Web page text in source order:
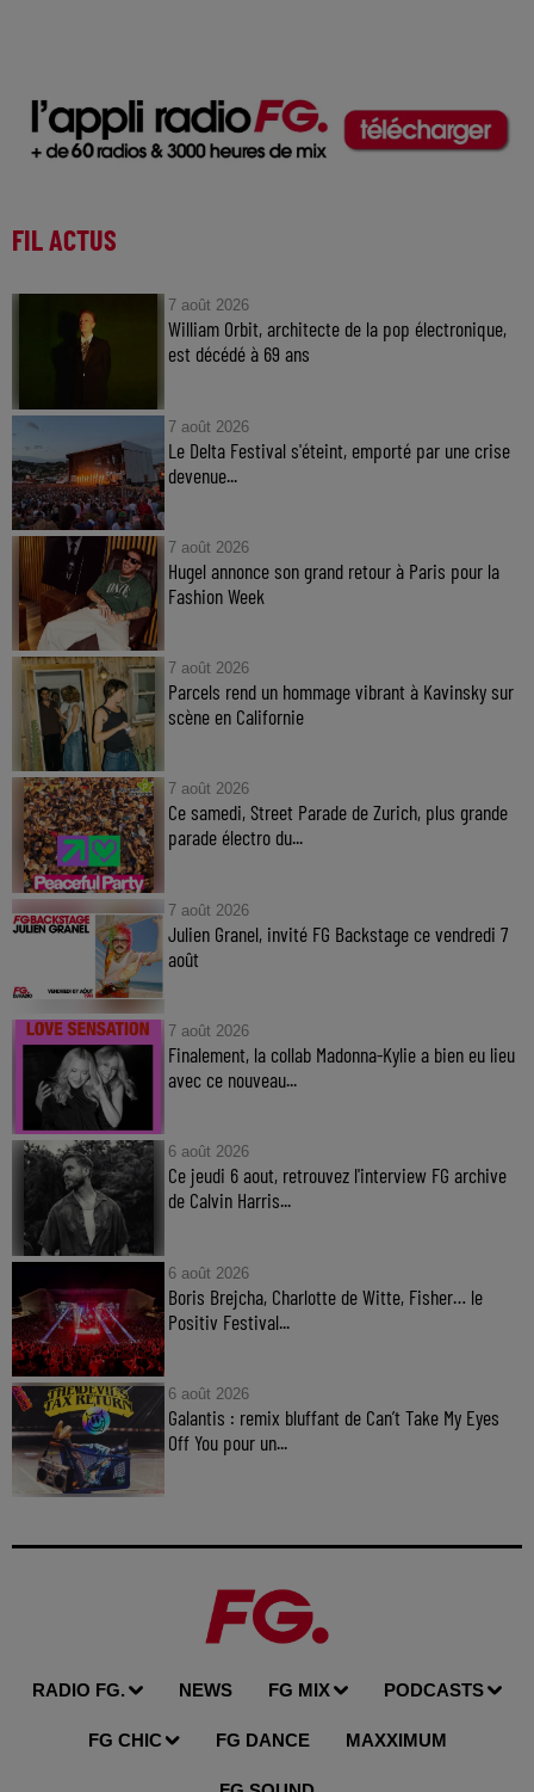
FIL ACTUS
7 août 2026
William Orbit, architecte de la pop électronique,
est décédé à 69 ans
7 août 2026
Le Delta Festival s'éteint, emporté par une crise
devenue...
7 août 2026
Hugel annonce son grand retour à Paris pour la
Fashion Week
7 août 2026
Parcels rend un hommage vibrant à Kavinsky sur
scène en Californie
7 août 2026
Ce samedi, Street Parade de Zurich, plus grande
parade électro du...
7 août 2026
Julien Granel, invité FG Backstage ce vendredi 7
août
7 août 2026
Finalement, la collab Madonna-Kylie a bien eu lieu
avec ce nouveau...
6 août 2026
Ce jeudi 6 aout, retrouvez l'interview FG archive
de Calvin Harris...
6 août 2026
Boris Brejcha, Charlotte de Witte, Fisher… le
Positiv Festival...
6 août 2026
Galantis : remix bluffant de Can’t Take My Eyes
Off You pour un...
RADIO FG. NEWS FG MIX PODCASTS
FG CHIC FG DANCE MAXXIMUM